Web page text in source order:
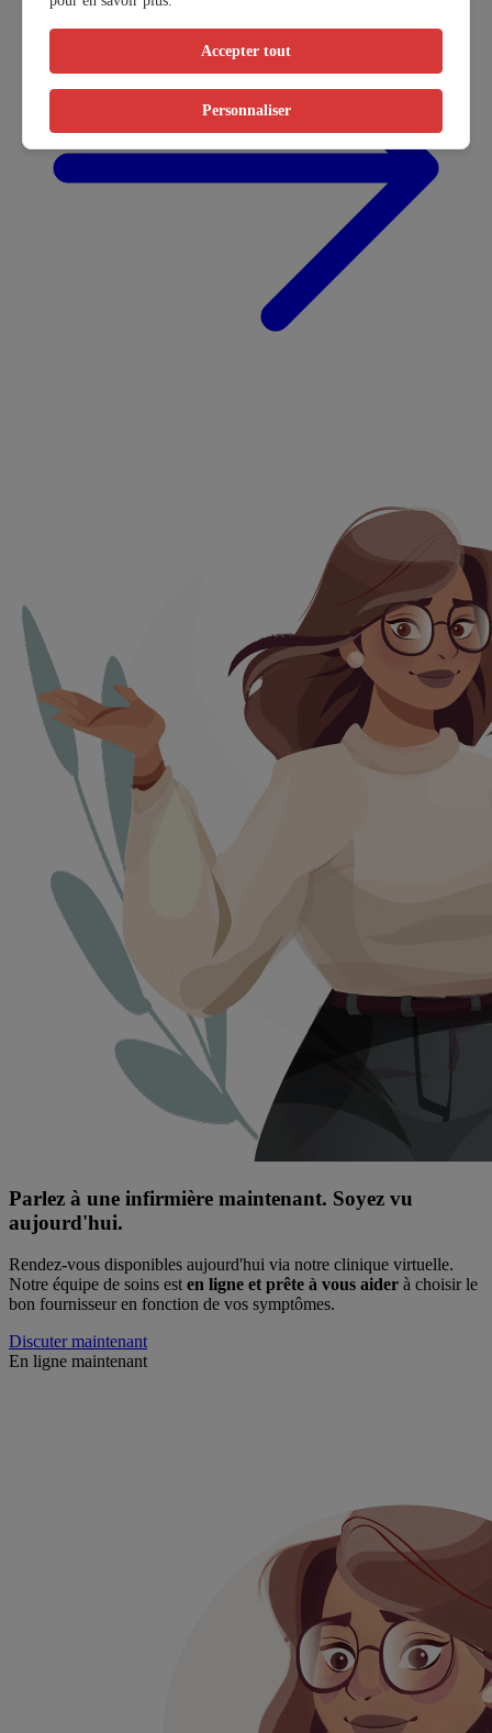
Parlez à une infirmière maintenant. Soyez vu
aujourd'hui.
Rendez-vous disponibles aujourd'hui via notre clinique virtuelle.
Notre équipe de soins esten ligne et prête à vous aider à choisir le
bon fournisseur en fonction de vos symptômes.
Discuter maintenant
En ligne maintenant
Accepter tout
Personnaliser